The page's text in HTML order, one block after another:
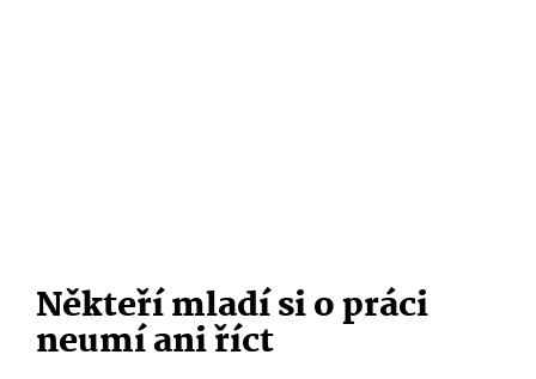
Někteří mladí si o práci
neumí ani říct